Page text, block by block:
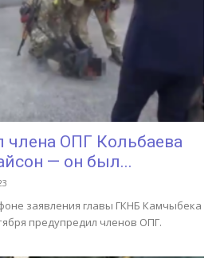
члена ОПГ Кольбаева
— он был...
заявления главы ГКНБ Камчыбека
предупредил членов ОПГ.